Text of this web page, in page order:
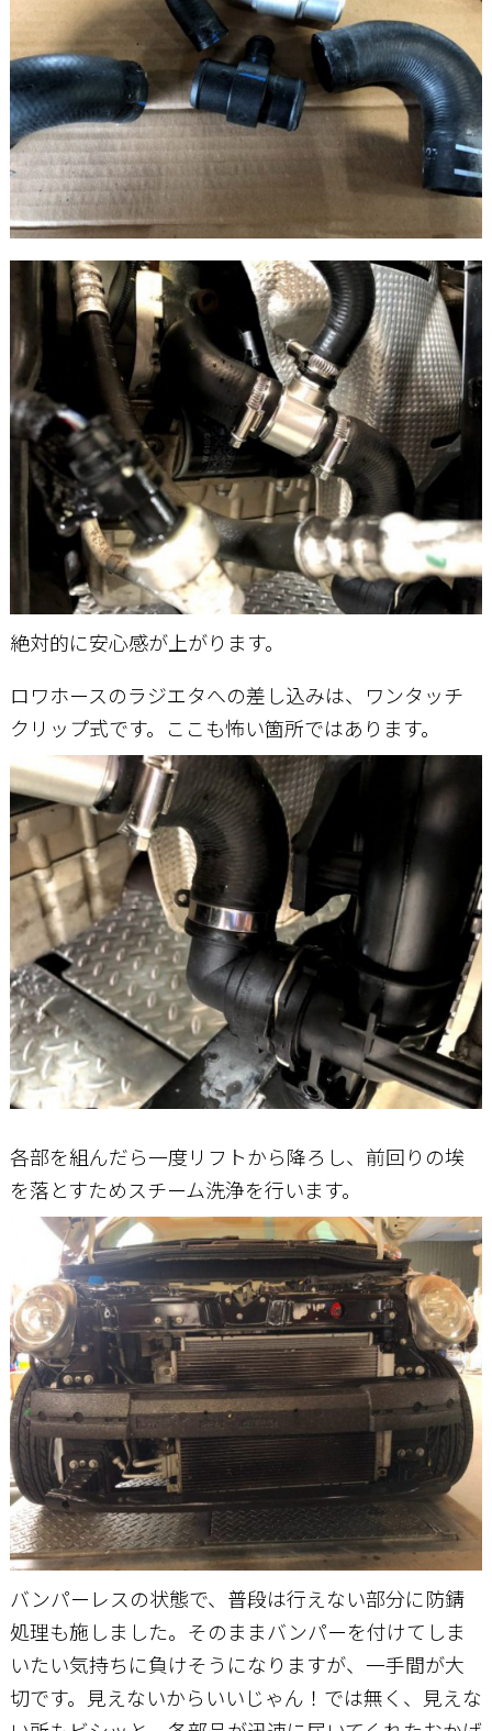
絶対的に安心感が上がります。
ロワホースのラジエタへの差し込みは、ワンタッチ
クリップ式です。ここも怖い箇所ではあります。
各部を組んだら一度リフトから降ろし、前回りの埃
を落とすためスチーム洗浄を行います。
バンパーレスの状態で、普段は行えない部分に防錆
処理も施しました。そのままバンパーを付けてしま
いたい気持ちに負けそうになりますが、一手間が大
切です。見えないからいいじゃん！では無く、見えな